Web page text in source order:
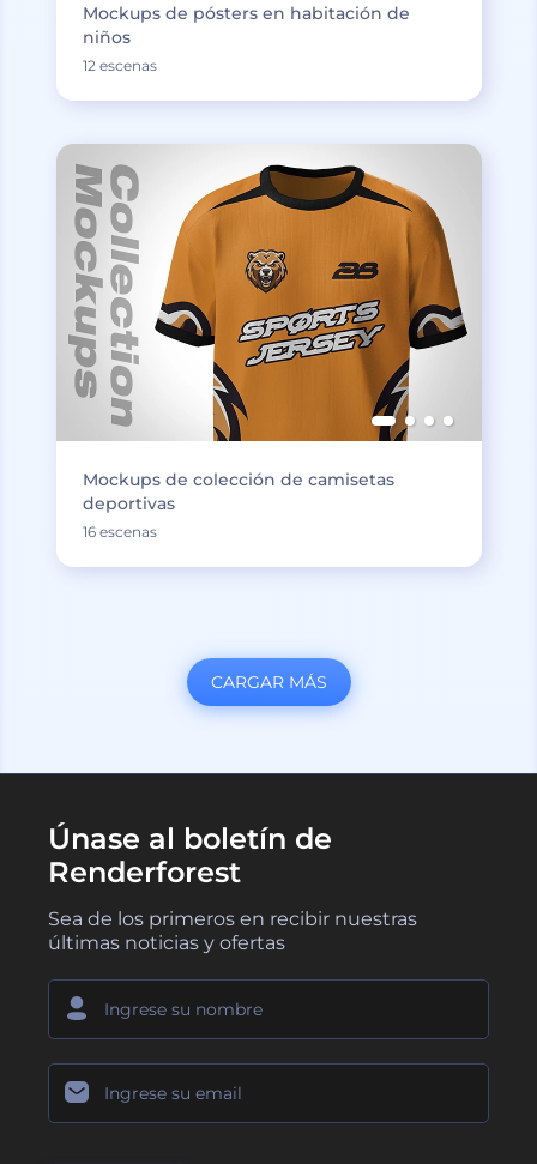
Mockups de pósters en habitación de
niños
12 escenas
Mockups de colección de camisetas
deportivas
16 escenas
CARGAR MÁS
Únase al boletín de
Renderforest
Sea de los primeros en recibir nuestras
últimas noticias y ofertas